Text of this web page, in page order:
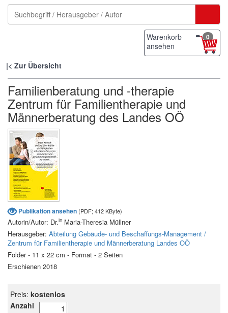
Warenkorb
ansehen
0
Zur Übersicht
Familienberatung und -therapie
Zentrum für Familientherapie und
Männerberatung des Landes OÖ
Publikation ansehen (PDF; 412 KByte)
Autorin/Autor: Dr.in Maria-Theresia Müllner
Herausgeber: Abteilung Gebäude- und Beschaffungs-Management /
Zentrum für Familientherapie und Männerberatung Landes OÖ
Folder - 11 x 22 cm - Format - 2 Seiten
Erschienen 2018
Preis: kostenlos
Anzahl